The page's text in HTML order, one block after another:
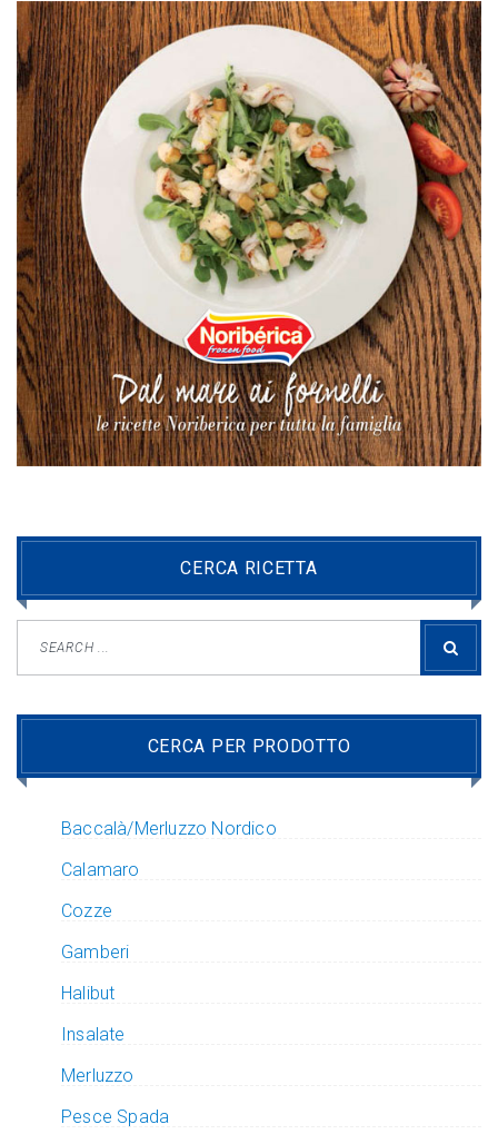
CERCA RICETTA
CERCA PER PRODOTTO
Baccalà/Merluzzo Nordico
Calamaro
Cozze
Gamberi
Halibut
Insalate
Merluzzo
Pesce Spada